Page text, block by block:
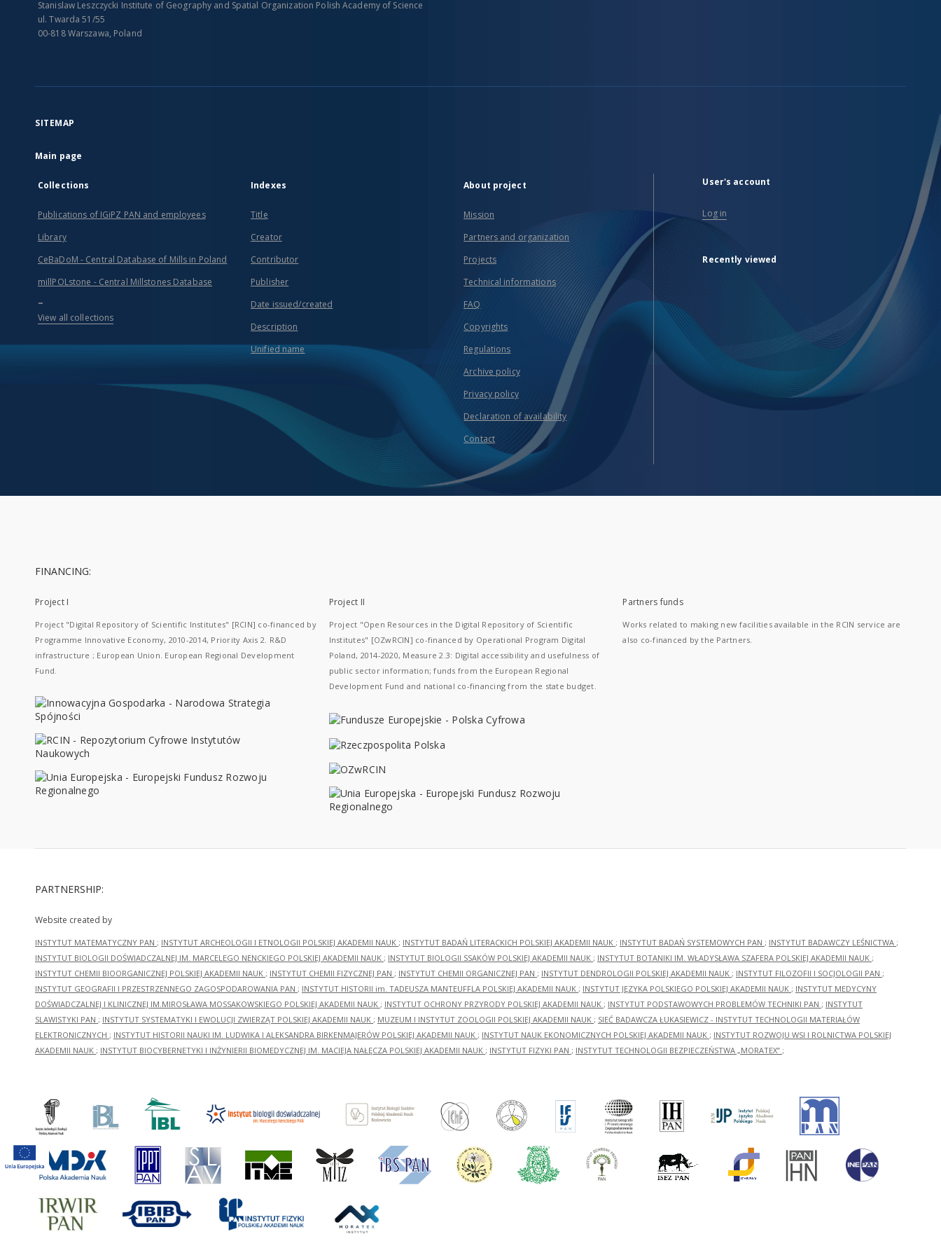
Stanislaw Leszczycki Institute of Geography and Spatial Organization Polish Academy of Science
ul. Twarda 51/55
00-818 Warszawa, Poland
SITEMAP
Main page
Collections
Publications of IGiPZ PAN and employees
Library
CeBaDoM - Central Database of Mills in Poland
millPOLstone - Central Millstones Database
...
View all collections
Indexes
Title
Creator
Contributor
Publisher
Date issued/created
Description
Unified name
About project
Mission
Partners and organization
Projects
Technical informations
FAQ
Copyrights
Regulations
Archive policy
Privacy policy
Declaration of availability
Contact
User's account
Log in
Recently viewed
FINANCING:
Project I
Project "Digital Repository of Scientific Institutes" [RCIN] co-financed by
Programme Innovative Economy, 2010-2014, Priority Axis 2. R&D
infrastructure ; European Union. European Regional Development
Fund.
Project II
Project "Open Resources in the Digital Repository of Scientific
Institutes" [OZwRCIN] co-financed by Operational Program Digital
Poland, 2014-2020, Measure 2.3: Digital accessibility and usefulness of
public sector information; funds from the European Regional
Development Fund and national co-financing from the state budget.
Partners funds
Works related to making new facilities available in the RCIN service are
also co-financed by the Partners.
PARTNERSHIP:
Website created by
INSTYTUT MATEMATYCZNY PAN ; INSTYTUT ARCHEOLOGII I ETNOLOGII POLSKIEJ AKADEMII NAUK ; INSTYTUT BADAŃ LITERACKICH POLSKIEJ AKADEMII NAUK ; INSTYTUT BADAŃ SYSTEMOWYCH PAN ; INSTYTUT BADAWCZY LEŚNICTWA ;
INSTYTUT BIOLOGII DOŚWIADCZALNEJ IM. MARCELEGO NENCKIEGO POLSKIEJ AKADEMII NAUK ; INSTYTUT BIOLOGII SSAKÓW POLSKIEJ AKADEMII NAUK ; INSTYTUT BOTANIKI IM. WŁADYSŁAWA SZAFERA POLSKIEJ AKADEMII NAUK ;
INSTYTUT CHEMII BIOORGANICZNEJ POLSKIEJ AKADEMII NAUK ; INSTYTUT CHEMII FIZYCZNEJ PAN ; INSTYTUT CHEMII ORGANICZNEJ PAN ; INSTYTUT DENDROLOGII POLSKIEJ AKADEMII NAUK ; INSTYTUT FILOZOFII I SOCJOLOGII PAN ;
INSTYTUT GEOGRAFII I PRZESTRZENNEGO ZAGOSPODAROWANIA PAN ; INSTYTUT HISTORII im. TADEUSZA MANTEUFFLA POLSKIEJ AKADEMII NAUK ; INSTYTUT JĘZYKA POLSKIEGO POLSKIEJ AKADEMII NAUK ; INSTYTUT MEDYCYNY
DOŚWIADCZALNEJ I KLINICZNEJ IM.MIROSŁAWA MOSSAKOWSKIEGO POLSKIEJ AKADEMII NAUK ; INSTYTUT OCHRONY PRZYRODY POLSKIEJ AKADEMII NAUK ; INSTYTUT PODSTAWOWYCH PROBLEMÓW TECHNIKI PAN ; INSTYTUT
SLAWISTYKI PAN ; INSTYTUT SYSTEMATYKI I EWOLUCJI ZWIERZĄT POLSKIEJ AKADEMII NAUK ; MUZEUM I INSTYTUT ZOOLOGII POLSKIEJ AKADEMII NAUK ; SIEĆ BADAWCZA ŁUKASIEWICZ - INSTYTUT TECHNOLOGII MATERIAŁÓW
ELEKTRONICZNYCH ; INSTYTUT HISTORII NAUKI IM. LUDWIKA I ALEKSANDRA BIRKENMAJERÓW POLSKIEJ AKADEMII NAUK ; INSTYTUT NAUK EKONOMICZNYCH POLSKIEJ AKADEMII NAUK ; INSTYTUT ROZWOJU WSI I ROLNICTWA POLSKIEJ
AKADEMII NAUK ; INSTYTUT BIOCYBERNETYKI I INŻYNIERII BIOMEDYCZNEJ IM. MACIEJA NAŁĘCZA POLSKIEJ AKADEMII NAUK ; INSTYTUT FIZYKI PAN ; INSTYTUT TECHNOLOGII BEZPIECZEŃSTWA „MORATEX” ;